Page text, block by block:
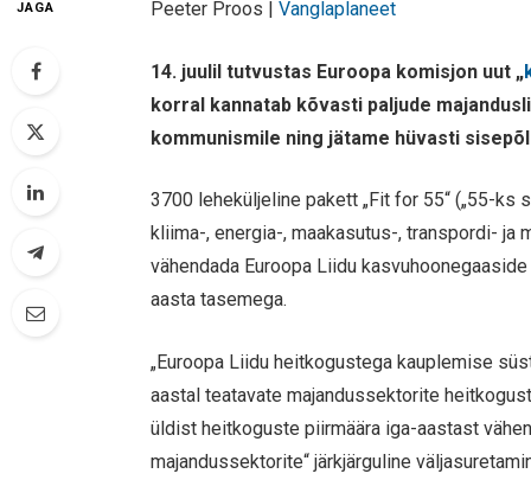
JAGA Peeter Proos |Vanglaplaneet
14. juulil tutvustas Euroopa komisjon uut „
korral kannatab kõvasti paljude
kommunismile ning jätame hüvasti
3700 leheküljeline pakett „Fit for 55“ („55-
kliima-, energia-, maakasutus-, transpordi-
vähendada Euroopa Liidu
aasta tasemega.
„Euroopa Liidu heitkogustega kauplemise
aastal teatavate majandussektorite
üldist heitkoguste piirmäära iga-aastast
majandussektorite“ järkjärguline